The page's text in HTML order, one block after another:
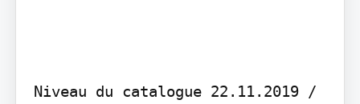
Niveau du catalogue 22.11.2019 /